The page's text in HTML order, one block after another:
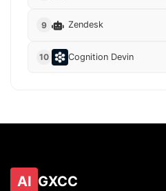
9 Zendesk
10 Cognition Devin
AI GXCC